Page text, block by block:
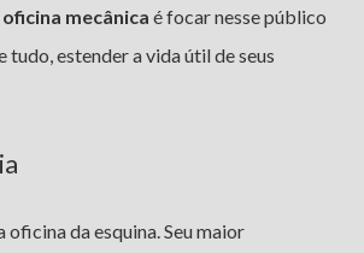
mecânica é focar nesse público
tudo, estender a vida útil de seus
oficina da esquina. Seu maior